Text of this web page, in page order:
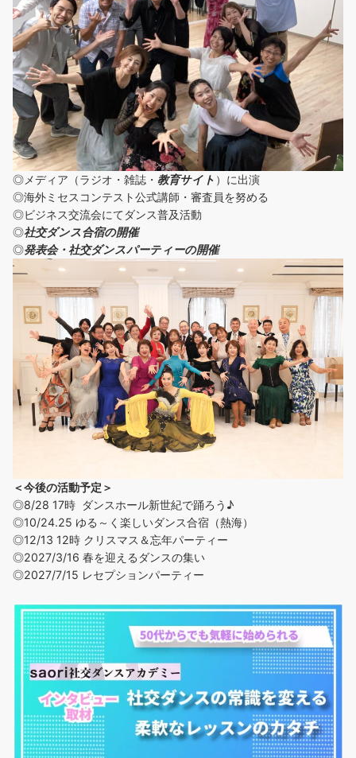
◎メディア（ラジオ・雑誌・ 教育サイト ）に出演
◎海外ミセスコンテスト公式講師・審査員を努める
◎ビジネス交流会にてダンス普及活動
◎社交ダンス合宿の開催
◎発表会・社交ダンスパーティーの開催
＜今後の活動予定＞
◎8/28 17時 ダンスホール新世紀で踊ろう♪
◎10/24.25 ゆる～く楽しいダンス合宿（熱海）
◎12/13 12時 クリスマス＆忘年パーティー
◎2027/3/16 春を迎えるダンスの集い
◎2027/7/15 レセプションパーティー